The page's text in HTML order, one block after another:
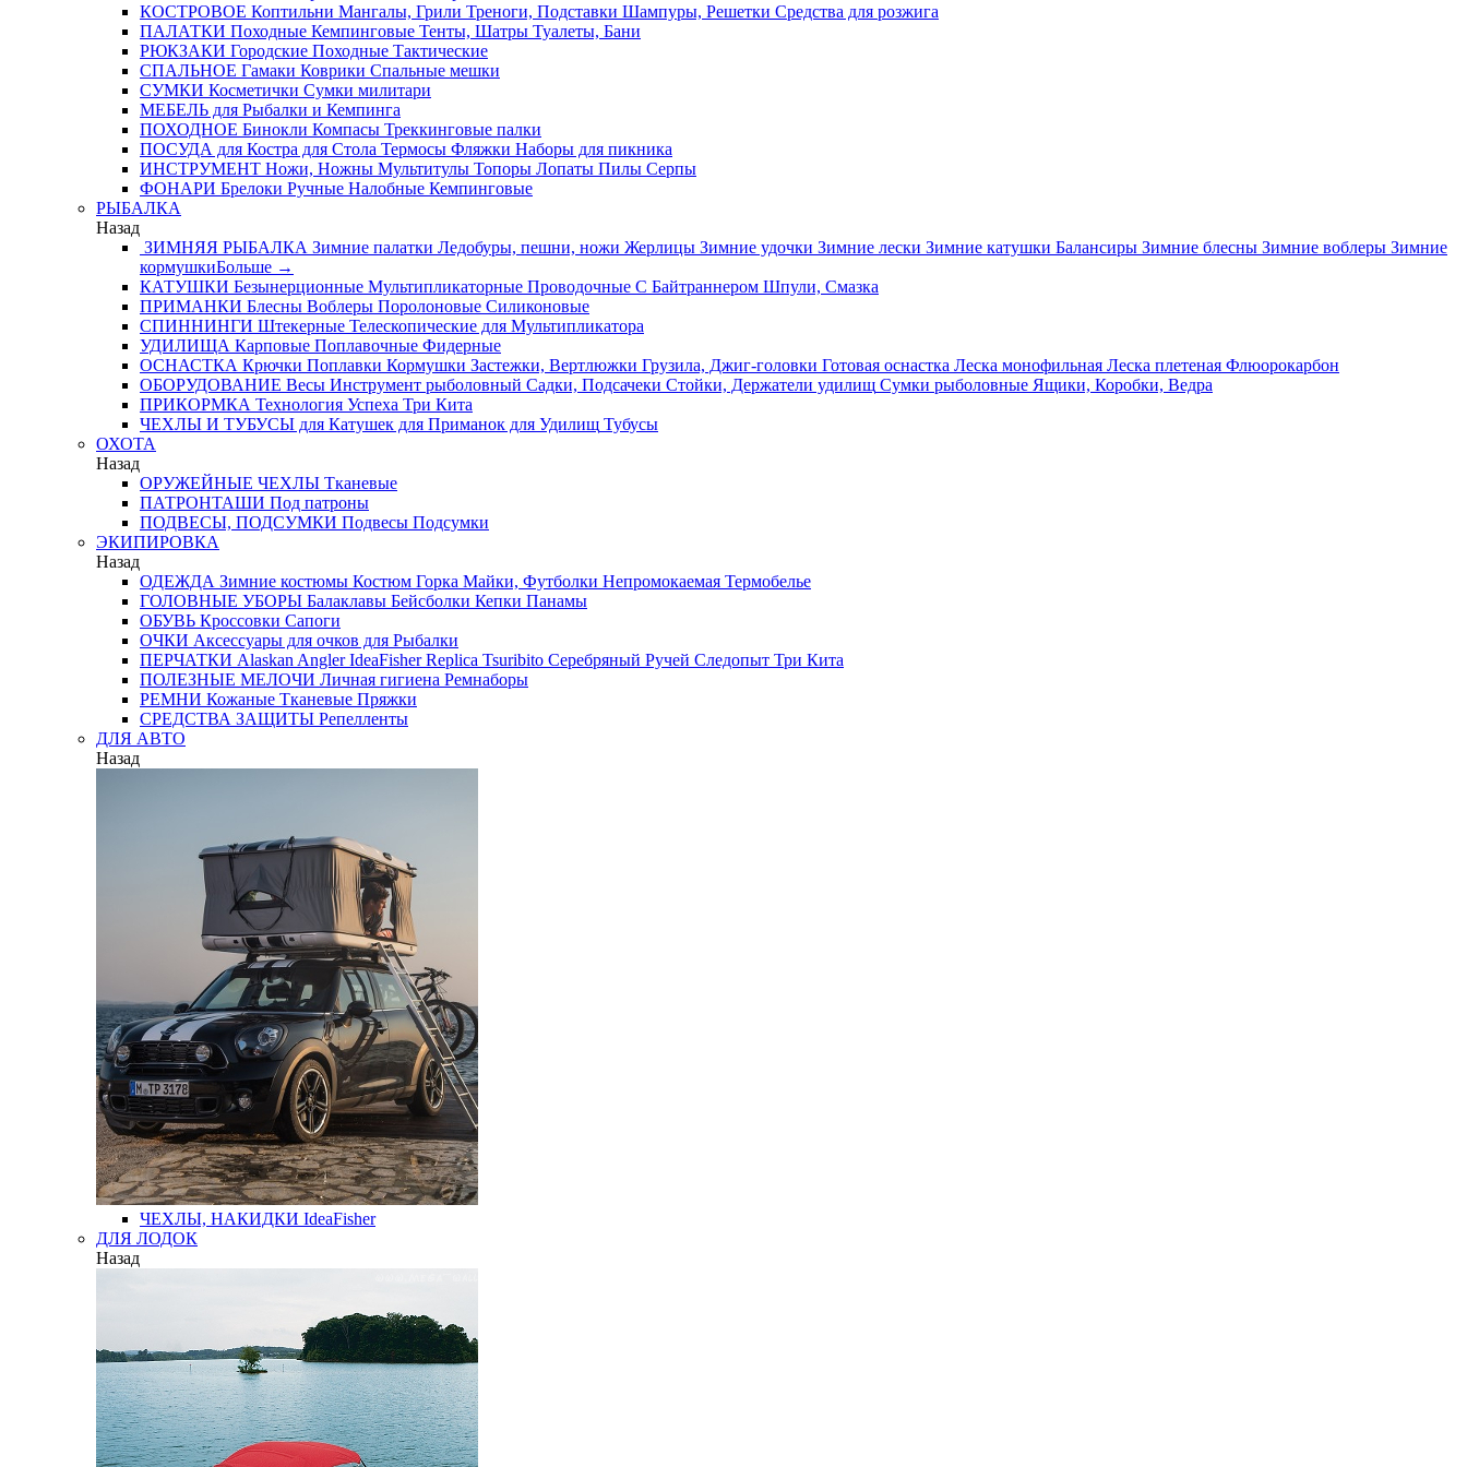
КОСТРОВОЕ Коптильни Мангалы, Грили Треноги, Подставки Шампуры, Решетки Средства для розжига
ПАЛАТКИ Походные Кемпинговые Тенты, Шатры Туалеты, Бани
РЮКЗАКИ Городские Походные Тактические
СПАЛЬНОЕ Гамаки Коврики Спальные мешки
СУМКИ Косметички Сумки милитари
МЕБЕЛЬ для Рыбалки и Кемпинга
ПОХОДНОЕ Бинокли Компасы Треккинговые палки
ПОСУДА для Костра для Стола Термосы Фляжки Наборы для пикника
ИНСТРУМЕНТ Ножи, Ножны Мультитулы Топоры Лопаты Пилы Серпы
ФОНАРИ Брелоки Ручные Налобные Кемпинговые
РЫБАЛКА
Назад
ЗИМНЯЯ РЫБАЛКА Зимние палатки Ледобуры, пешни, ножи Жерлицы Зимние удочки Зимние лески Зимние катушки Балансиры Зимние блесны Зимние воблеры Зимние
кормушкиБольше →
КАТУШКИ Безынерционные Мультипликаторные Проводочные С Байтраннером Шпули, Смазка
ПРИМАНКИ Блесны Воблеры Поролоновые Силиконовые
СПИННИНГИ Штекерные Телескопические для Мультипликатора
УДИЛИЩА Карповые Поплавочные Фидерные
ОСНАСТКА Крючки Поплавки Кормушки Застежки, Вертлюжки Грузила, Джиг-головки Готовая оснастка Леска монофильная Леска плетеная Флюорокарбон
ОБОРУДОВАНИЕ Весы Инструмент рыболовный Садки, Подсачеки Стойки, Держатели удилищ Сумки рыболовные Ящики, Коробки, Ведра
ПРИКОРМКА Технология Успеха Три Кита
ЧЕХЛЫ И ТУБУСЫ для Катушек для Приманок для Удилищ Тубусы
ОХОТА
Назад
ОРУЖЕЙНЫЕ ЧЕХЛЫ Тканевые
ПАТРОНТАШИ Под патроны
ПОДВЕСЫ, ПОДСУМКИ Подвесы Подсумки
ЭКИПИРОВКА
Назад
ОДЕЖДА Зимние костюмы Костюм Горка Майки, Футболки Непромокаемая Термобелье
ГОЛОВНЫЕ УБОРЫ Балаклавы Бейсболки Кепки Панамы
ОБУВЬ Кроссовки Сапоги
ОЧКИ Аксессуары для очков для Рыбалки
ПЕРЧАТКИ Alaskan AnglerIdeaFisherReplica Tsuribito Серебряный Ручей Следопыт Три Кита
ПОЛЕЗНЫЕ МЕЛОЧИ Личная гигиена Ремнаборы
РЕМНИ Кожаные Тканевые Пряжки
СРЕДСТВА ЗАЩИТЫ Репелленты
ДЛЯ АВТО
Назад
ЧЕХЛЫ, НАКИДКИ IdeaFisher
ДЛЯ ЛОДОК
Назад